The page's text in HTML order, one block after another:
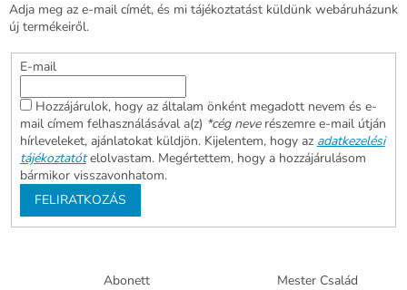
Adja meg az e-mail címét, és mi tájékoztatást küldünk webáruházunk
új termékeiről.
E-mail
Hozzájárulok, hogy az általam önként megadott nevem és e-
mail címem felhasználásával a(z) *cég neverészemre e-mail útján
hírleveleket, ajánlatokat küldjön. Kijelentem, hogy az adatkezelési
tájékoztatót elolvastam. Megértettem, hogy a hozzájárulásom
bármikor visszavonhatom.
FELIRATKOZÁS
Abonett
Mester Család